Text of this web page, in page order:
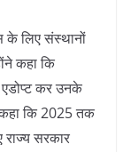
के लिए संस्थानों
कहा कि
कर उनके
कि 2025 तक
सरकार